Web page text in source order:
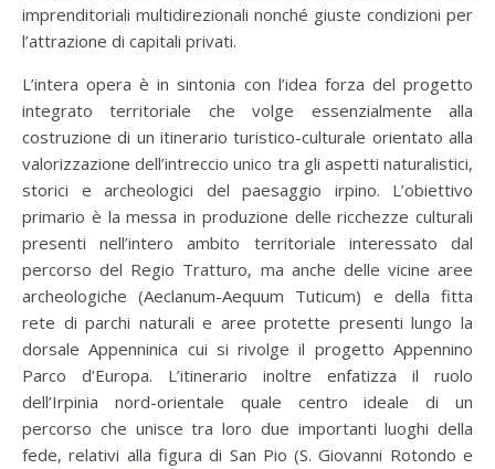
imprenditoriali multidirezionali nonché giuste condizioni per
l’attrazione di capitali privati.
L’intera opera è in sintonia con l’idea forza del progetto
integrato territoriale che volge essenzialmente alla
costruzione di un itinerario turistico-culturale orientato alla
valorizzazione dell’intreccio unico tra gli aspetti naturalistici,
storici e archeologici del paesaggio irpino. L’obiettivo
primario è la messa in produzione delle ricchezze culturali
presenti nell’intero ambito territoriale interessato dal
percorso del Regio Tratturo, ma anche delle vicine aree
archeologiche (Aeclanum-Aequum Tuticum) e della fitta
rete di parchi naturali e aree protette presenti lungo la
dorsale Appenninica cui si rivolge il progetto Appennino
Parco d’Europa. L’itinerario inoltre enfatizza il ruolo
dell’Irpinia nord-orientale quale centro ideale di un
percorso che unisce tra loro due importanti luoghi della
fede, relativi alla figura di San Pio (S. Giovanni Rotondo e